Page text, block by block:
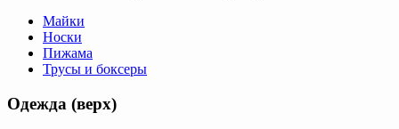
Майки
Носки
Пижама
Трусы и боксеры
Одежда (верх)